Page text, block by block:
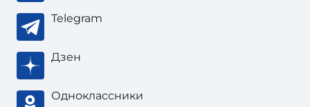
Telegram
Дзен
Одноклассники